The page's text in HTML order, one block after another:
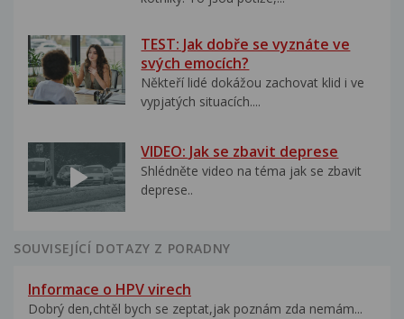
TEST: Jak dobře se vyznáte ve
svých emocích?
Někteří lidé dokážou zachovat klid i ve
vypjatých situacích....
VIDEO: Jak se zbavit deprese
Shlédněte video na téma jak se zbavit
deprese..
SOUVISEJÍCÍ DOTAZY Z PORADNY
Informace o HPV virech
Dobrý den,chtěl bych se zeptat,jak poznám zda nemám...